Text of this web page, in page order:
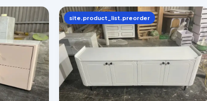
site.product_list.preorder